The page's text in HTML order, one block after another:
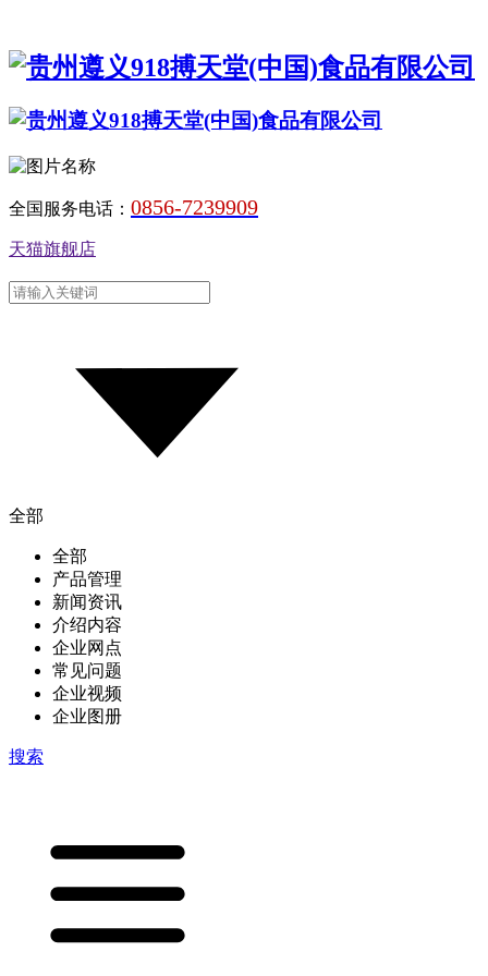
全国服务电话： 0856-7239909
天猫旗舰店
全部
全部
产品管理
新闻资讯
介绍内容
企业网点
常见问题
企业视频
企业图册
搜索